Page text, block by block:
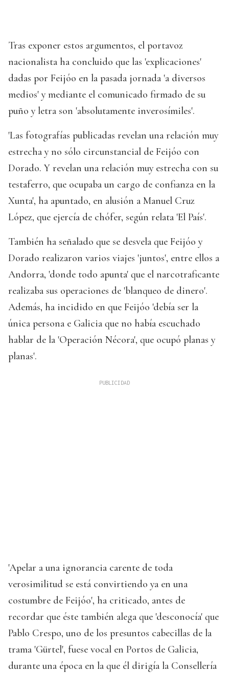
Tras exponer estos argumentos, el portavoz
nacionalista ha concluido que las 'explicaciones'
dadas por Feijóo en la pasada jornada 'a diversos
medios' y mediante el comunicado firmado de su
puño y letra son 'absolutamente inverosímiles'.
'Las fotografías publicadas revelan una relación muy
estrecha y no sólo circunstancial de Feijóo con
Dorado. Y revelan una relación muy estrecha con su
testaferro, que ocupaba un cargo de confianza en la
Xunta', ha apuntado, en alusión a Manuel Cruz
López, que ejercía de chófer, según relata 'El País'.
También ha señalado que se desvela que Feijóo y
Dorado realizaron varios viajes 'juntos', entre ellos a
Andorra, 'donde todo apunta' que el narcotraficante
realizaba sus operaciones de 'blanqueo de dinero'.
Además, ha incidido en que Feijóo 'debía ser la
única persona e Galicia que no había escuchado
hablar de la 'Operación Nécora', que ocupó planas y
planas'.
'Apelar a una ignorancia carente de toda
verosimilitud se está convirtiendo ya en una
costumbre de Feijóo', ha criticado, antes de
recordar que éste también alega que 'desconocía' que
Pablo Crespo, uno de los presuntos cabecillas de la
trama 'Gürtel', fuese vocal en Portos de Galicia,
durante una época en la que él dirigía la Consellería